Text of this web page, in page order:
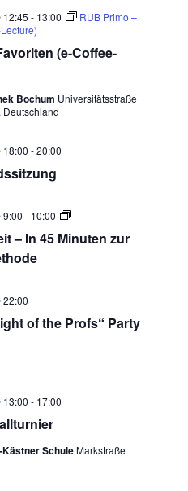
(e-Coffee-
12:45 - 13:00
RUB Primo –
Bochum Universitätsstraße
Deutschland
18:00 -20:00
– In 45 Minuten zur
9:00 - 10:00
Digitale
–
Lernmethode
of the Profs“ Party
22:00
13:00 - 17:00
SchuleMarkstraße